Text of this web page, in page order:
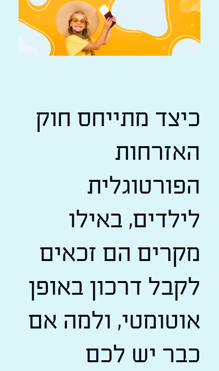
כיצד מתייחס חוק
האזרחות
הפורטוגלית
לילדים, באילו
מקרים הם זכאים
לקבל דרכון באופן
אוטומטי, ולמה אם
כבר יש לכם